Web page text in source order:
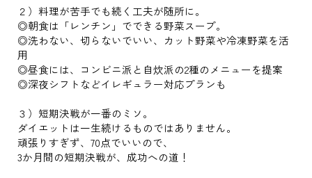
２）料理が苦手でも続く工夫が随所に。
◎朝食は「レンチン」でできる野菜スープ。
◎洗わない、切らないでいい、カット野菜や冷凍野菜を活
用
◎昼食には、コンビニ派と自炊派の2種のメニューを提案
◎深夜シフトなどイレギュラー対応プランも
３）短期決戦が一番のミソ。
ダイエットは一生続けるものではありません。
頑張りすぎず、70点でいいので、
3か月間の短期決戦が、成功への道！